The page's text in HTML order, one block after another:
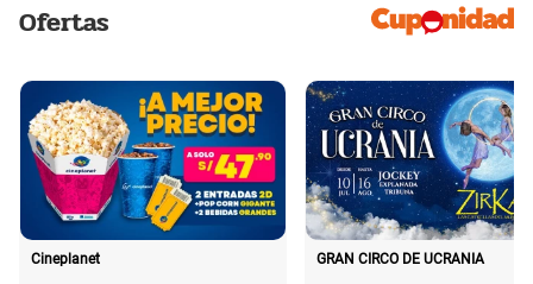
Ofertas
Cineplanet GRAN CIRCO DE UCRANIA